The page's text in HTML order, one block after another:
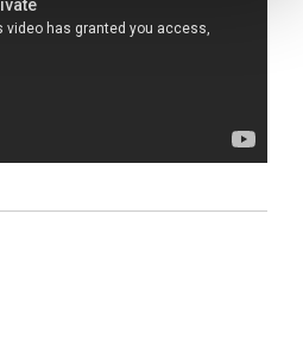
no nosso website.
na UE e em países terceiros.